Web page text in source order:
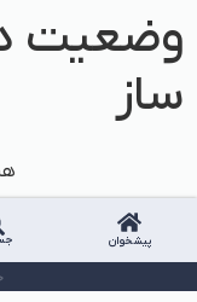
وضعیت
ساز
پیشخوان